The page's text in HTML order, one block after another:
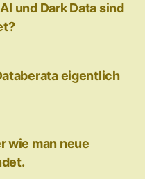
und Dark Data sind
eigentlich
wie man neue